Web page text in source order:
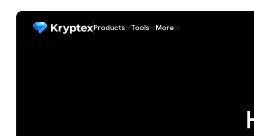
Products Tools More